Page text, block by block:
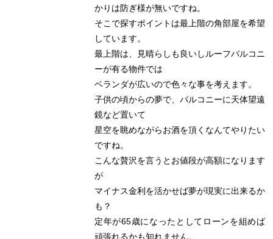
かりは防ぎ様が無いですね。
そこで探すポイントは最上階の角部屋を希望
しています。
最上階は、見晴らしも良いしルーフバルコニ
ーが有る物件では
ベランダが広いので色々な事を考えます。
子供の頃からの夢で、バルコニーに天体望遠
鏡など置いて
星空を眺めながらお酒を頂くなんてやりたい
ですね。
こんな贅沢を言うとお値段が高額になります
が
マイナス金利を活かせば夢が現実に出来るか
も？
定年が65歳になったとしてローンを組めば
頑張れるかも知れません。